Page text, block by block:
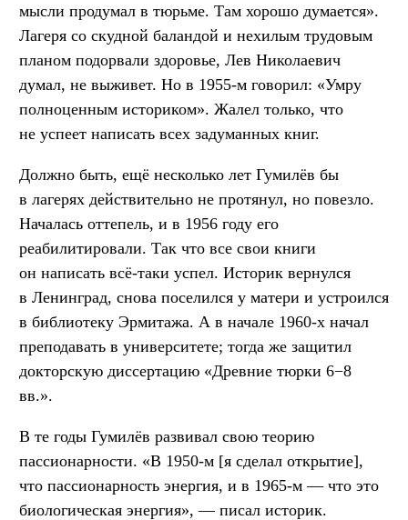
мысли продумал в тюрьме. Там хорошо думается».
Лагеря со скудной баландой и нехилым трудовым
планом подорвали здоровье, Лев Николаевич
думал, не выживет. Но в 1955-м говорил: «Умру
полноценным историком». Жалел только, что
не успеет написать всех задуманных книг.
Должно быть, ещё несколько лет Гумилёв бы
в лагерях действительно не протянул, но повезло.
Началась оттепель, и в 1956 году его
реабилитировали. Так что все свои книги
он написать всё-таки успел. Историк вернулся
в Ленинград, снова поселился у матери и устроился
в библиотеку Эрмитажа. А в начале 1960-х начал
преподавать в университете; тогда же защитил
докторскую диссертацию «Древние тюрки 6−8
вв.».
В те годы Гумилёв развивал свою теорию
пассионарности. «В 1950-м [я сделал открытие],
что пассионарность энергия, и в 1965-м — что это
биологическая энергия», — писал историк.